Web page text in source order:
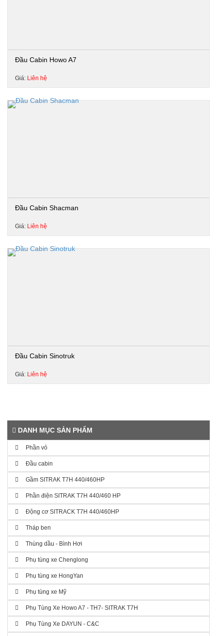
Đầu Cabin Howo A7
Giá: Liên hệ
Đầu Cabin Shacman
Giá: Liên hệ
Đầu Cabin Sinotruk
Giá: Liên hệ
DANH MỤC SẢN PHẨM
Phần vỏ
Đầu cabin
Gầm SITRAK T7H 440/460HP
Phần điện SITRAK T7H 440/460 HP
Động cơ SITRACK T7H 440/460HP
Tháp ben
Thùng dầu - Bình Hơi
Phụ tùng xe Chenglong
Phụ tùng xe HongYan
Phụ tùng xe Mỹ
Phụ Tùng Xe Howo A7 - TH7- SITRAK T7H
Phụ Tùng Xe DAYUN - C&C